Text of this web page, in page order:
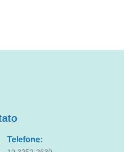
Telefone: